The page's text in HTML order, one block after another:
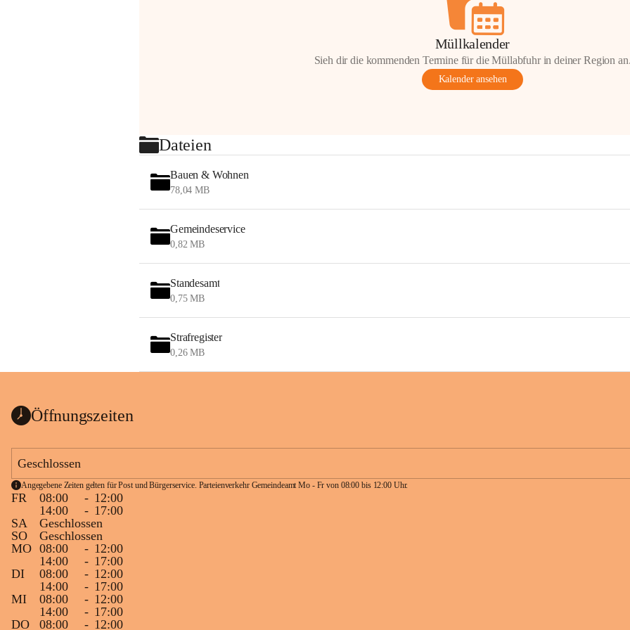
Müllkalender
Sieh dir die kommenden Termine für die Müllabfuhr in deiner Region
Kalender ansehen
Dateien
Bauen & Wohnen
78,04 MB
Gemeindeservice
0,82 MB
Standesamt
0,75 MB
Strafregister
0,26 MB
Öffnungszeiten
Geschlossen
Angegebene Zeiten gelten für Post und Bürgerservice. Parteienverkehr Gemeindeamt Mo - Fr von 08:00 bis 12:00 Uhr.
FR 08:00 - 12:00
14:00
- 17:00
SA
Geschlossen
SO
Geschlossen
MO 08:00 - 12:00
14:00
- 17:00
DI
08:00 - 12:00
14:00
- 17:00
MI
08:00 - 12:00
14:00
- 17:00
DO
08:00 - 12:00